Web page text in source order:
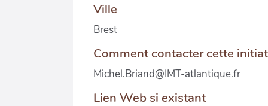
Ville
Brest
Comment contacter cette
Michel.Briand@IMT-atlantique.fr
Lien Web si existant